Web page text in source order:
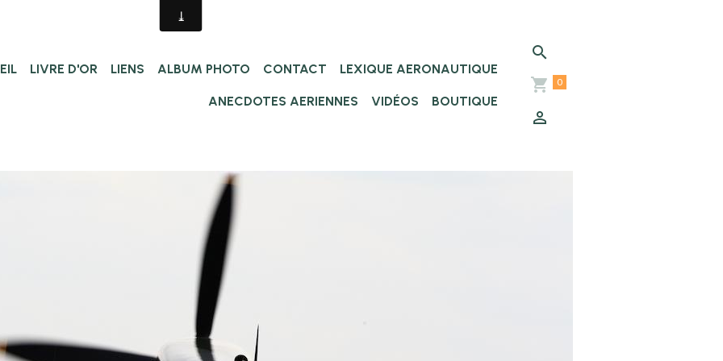
LIVRE D'OR LIENS ALBUM PHOTO CONTACT LEXIQUE AERONAUTIQUE
ANECDOTES AERIENNES VIDÉOS BOUTIQUE
0